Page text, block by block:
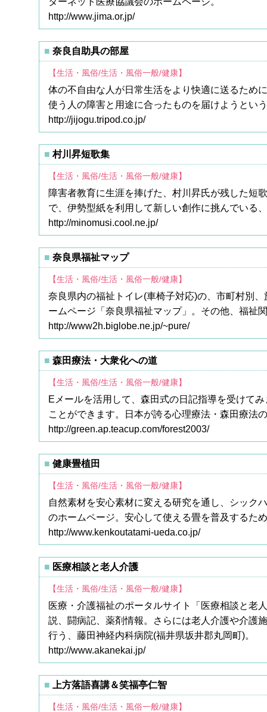
http://www.jima.or.jp/
奈良自助具の部屋
【生活・風俗/生活・風俗一般/健康】
体の不自由な人が日常生活をより快適に送るため
使う人の障害と用途に合ったものを届けようとい
http://jijogu.tripod.co.jp/
村川昇短歌集
【生活・風俗/生活・風俗一般/健康】
障害者教育に生涯を捧げた、村川昇氏が残した短
で、伊勢型紙を利用して新しい創作に挑んでいる
http://minomusi.cool.ne.jp/
奈良県福祉マップ
【生活・風俗/生活・風俗一般/健康】
奈良県内の福祉トイレ(車椅子対応)の、市町村別
ームページ「奈良県福祉マップ」。その他、福祉
http://www2h.biglobe.ne.jp/~pure/
森田療法・大衆化への道
【生活・風俗/生活・風俗一般/健康】
Eメールを活用して、森田式の日記指導を受けて
ことができます。日本が誇る心理療法・森田療法
http://green.ap.teacup.com/forest2003/
健康畳植田
【生活・風俗/生活・風俗一般/健康】
自然素材を安心素材に変える研究を通し、シック
のホームページ。安心して使える畳を普及するた
http://www.kenkoutatami-ueda.co.jp/
医療相談と老人介護
【生活・風俗/生活・風俗一般/健康】
医療・介護福祉のポータルサイト「医療相談と老
説、闘病記、薬剤情報。さらには老人介護や介護
行う、藤田神経内科病院(福井県坂井郡丸岡町)。
http://www.akanekai.jp/
上方落語喜講＆笑福亭仁智
【生活・風俗/生活・風俗一般/健康】